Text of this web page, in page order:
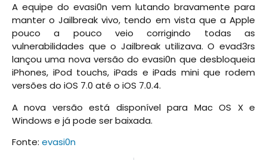
A equipe do evasi0n vem lutando bravamente para
manter o Jailbreak vivo, tendo em vista que a Apple
pouco a pouco veio corrigindo todas as
vulnerabilidades que o Jailbreak utilizava. O evad3rs
lançou uma nova versão do evasi0n que desbloqueia
iPhones, iPod touchs, iPads e iPads mini que rodem
versões do iOS 7.0 até o iOS 7.0.4.
A nova versão está disponível para Mac OS X e
Windows e já pode ser baixada.
Fonte: evasi0n